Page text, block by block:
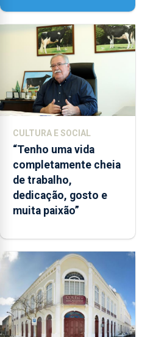
CULTURA E SOCIAL
“Tenho uma vida
completamente cheia
de trabalho,
dedicação, gosto e
muita paixão”